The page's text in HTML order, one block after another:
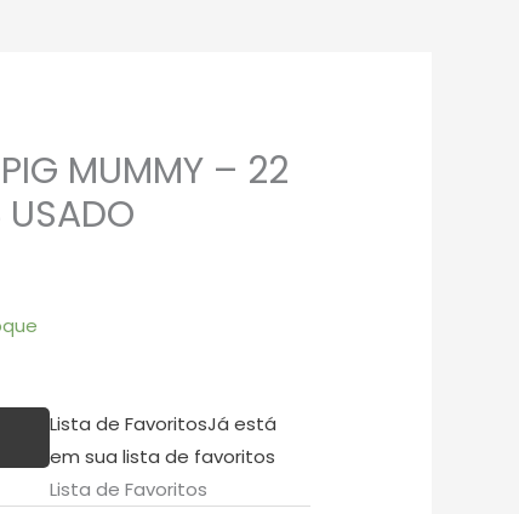
MUMMY – 22
Lista de FavoritosJá está
em sua lista de favoritos
Lista de Favoritos